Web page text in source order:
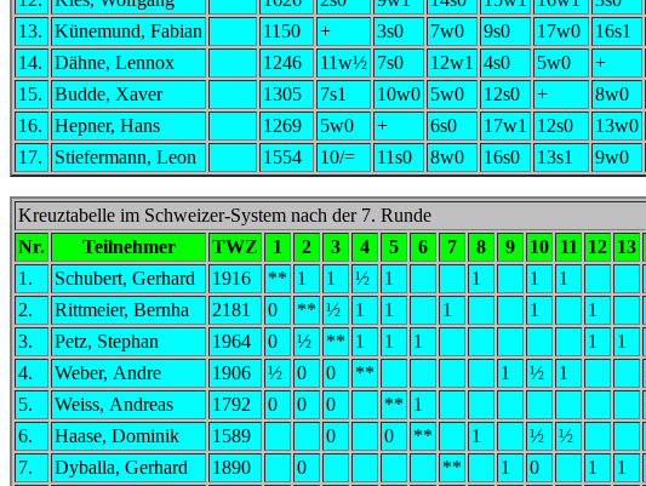
13.
Künemund, Fabian 1150 + 3s0 7w0 9s0 17w0 16s1
14.
Dähne, Lennox 1246 11w½ 7s0 12w1 4s0 5w0 +
15.
Budde, Xaver 1305 7s1 10w0 5w0 12s0 + 8w0
16.
Hepner, Hans 1269 5w0 + 6s0 17w1 12s0 13w0
17.
Stiefermann, Leon 1554 10/= 11s0 8w0 16s0 13s1 9w0
Kreuztabelle im Schweizer-System nach der 7. Runde
Nr.
Teilnehmer TWZ 1 2 3 4 5 6 7 8 9 10 11 12 13
1.
Schubert, Gerhard 1916 ** 1 1 ½ 1 1 1 1
2.
Rittmeier, Bernha 2181 0 ** ½ 1 1 1 1 1
3.
Petz, Stephan 1964 0 ½ ** 1 1 1 1 1
4.
Weber, Andre 1906 ½ 0 0 ** 1 ½ 1
5.
Weiss, Andreas 1792 0 0 0 ** 1
6.
Haase, Dominik 1589 0 0 ** 1 ½ ½
7.
Dyballa, Gerhard 1890 0 ** 1 0 1 1